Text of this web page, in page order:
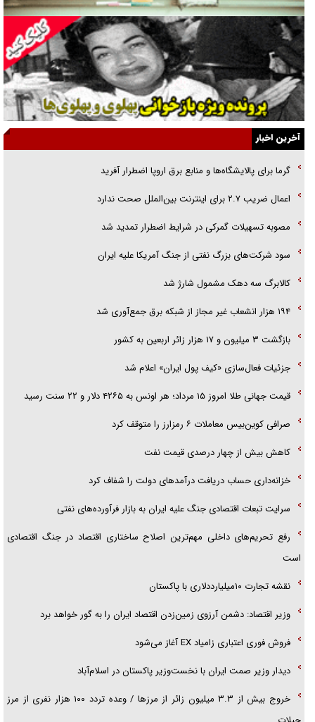
جنجال پزشکان تقلبی در صنعت زیبایی
یهودی‌ها در ادبیات داستانی اروپا؛ از شکسپیر تا دیکنز
گفت‌وگو با خواهر یکی از شهدای جنگ رمضان/ خواهرم فرمانده جهادی و
اهل خدمت بی‌منت بود
جزئیات شکنجه‌هایم فراتر از آن است که در بیان بگنجد!
گزارش «جوان» از قوانین سخت‌گیرانه ۶ قاره در برابر یورش به پاسگاه‌های
آخرین اخبار
گرما برای پالایشگاه‌ها و منابع برق اروپا اضطرار آفرید
اعمال ضریب ۲.۷ برای اینترنت بین‌الملل صحت ندارد
مصوبه تسهیلات گمرکی در شرایط اضطرار تمدید شد
سود شرکت‌های بزرگ نفتی از جنگ آمریکا علیه ایران
کالابرگ سه دهک مشمول شارژ شد
۱۹۴ هزار انشعاب غیر مجاز از شبکه برق جمع‌آوری شد
بازگشت ۳ میلیون و ۱۷ هزار زائر اربعین به کشور
جزئیات فعال‌سازی «کیف پول ایران» اعلام شد
قیمت جهانی طلا امروز ۱۵ مرداد؛ هر اونس به ۴۲۶۵ دلار و ۲۲ سنت رسید
صرافی کوین‌بیس معاملات ۶ رمزارز را متوقف کرد
کاهش بیش از چهار درصدی قیمت نفت
خزانه‌داری حساب دریافت درآمد‌های دولت را شفاف کرد
سرایت تبعات اقتصادی جنگ علیه ایران به بازار فرآورده‌های نفتی
رفع تحریم‌های داخلی مهم‌ترین اصلاح ساختاری اقتصاد در جنگ اقتصادی
است
نقشه تجارت ۱۰میلیارددلاری با پاکستان
وزیر اقتصاد: دشمن آرزوی زمین‌زدن اقتصاد ایران را به گور خواهد برد
فروش فوری اعتباری زامیاد EX آغاز می‌شود
دیدار وزیر صمت ایران با نخست‌وزیر پاکستان در اسلام‌آباد
خروج بیش از ۳.۳ میلیون زائر از مرز‌ها / وعده تردد ۱۰۰ هزار نفری از مرز